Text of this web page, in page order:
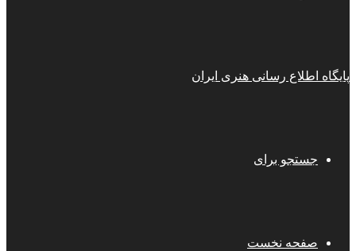
پایگاه اطلاع رسانی هنری ایران
جستجو برای
صفحه نخست